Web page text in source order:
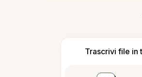
Trascrivi file in